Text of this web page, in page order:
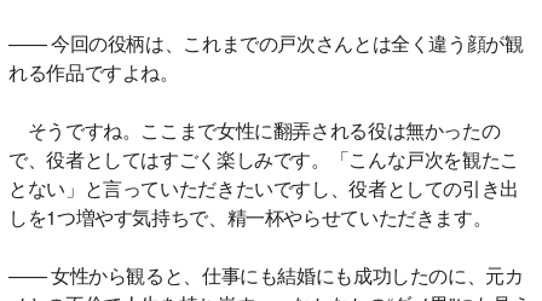
―― 今回の役柄は、これまでの戸次さんとは全く違う顔が観
れる作品ですよね。
そうですね。ここまで女性に翻弄される役は無かったの
で、役者としてはすごく楽しみです。「こんな戸次を観たこ
とない」と言っていただきたいですし、役者としての引き出
しを1つ増やす気持ちで、精一杯やらせていただきます。
―― 女性から観ると、仕事にも結婚にも成功したのに、元カ